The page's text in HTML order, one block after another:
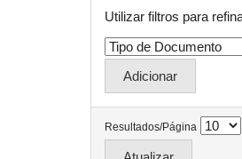
Utilizar filtros para
Resultados/Página